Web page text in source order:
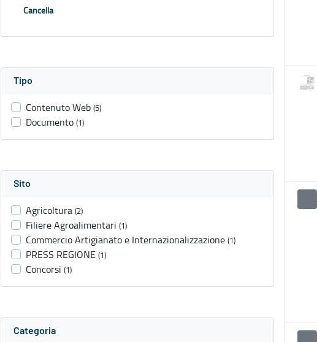
Cancella
Tipo
Contenuto Web (5)
Documento (1)
Sito
Agricoltura (2)
Filiere Agroalimentari (1)
Commercio Artigianato e Internazionalizzazione (1)
PRESS REGIONE (1)
Concorsi (1)
Categoria